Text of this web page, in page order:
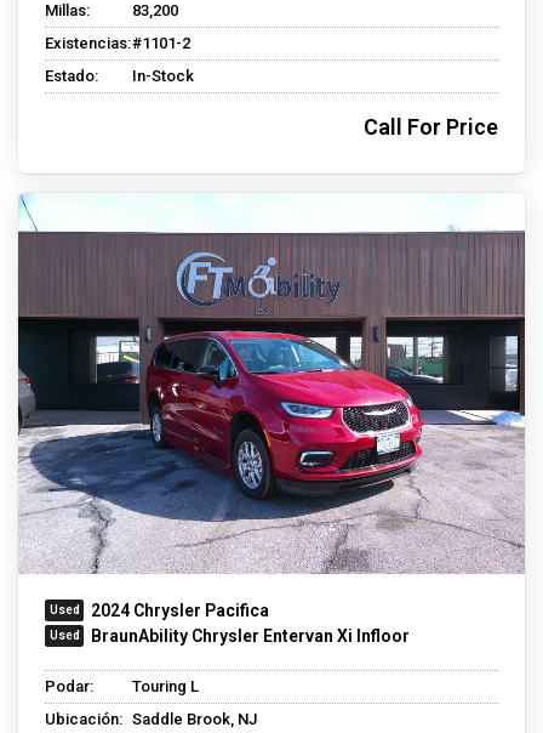
Millas:
83,200
Existencias:#1101-2
Estado:
In-Stock
Call For Price
2024 Chrysler Pacifica
BraunAbility Chrysler Entervan Xi Infloor
Podar:
Touring L
Ubicación: Saddle Brook, NJ